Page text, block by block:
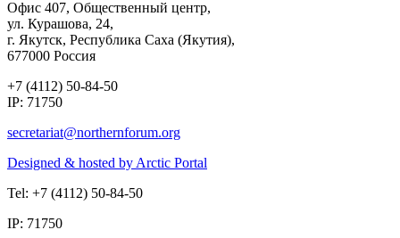
Офис 407, Общественный центр,
ул. Курашова, 24,
г. Якутск, Республика Саха (Якутия),
677000 Россия
+7 (4112) 50-84-50
IP: 71750
Designed & hosted by Arctic Portal
Tel: +7 (4112) 50-84-50
IP: 71750